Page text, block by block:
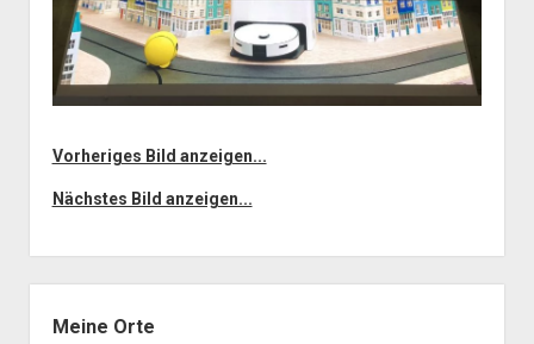
Vorheriges Bild anzeigen...
Nächstes Bild anzeigen...
Meine Orte